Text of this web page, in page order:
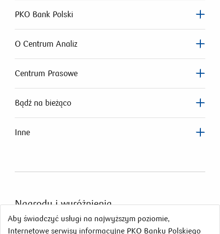
Aby świadczyć usługi na najwyższym poziomie,
Internetowe serwisy informacyjne PKO Banku Polskiego
PKO Bank Polski
O Centrum Analiz
Centrum Prasowe
Bądź na bieżąco
Inne
Nagrodyi wyróżnienia